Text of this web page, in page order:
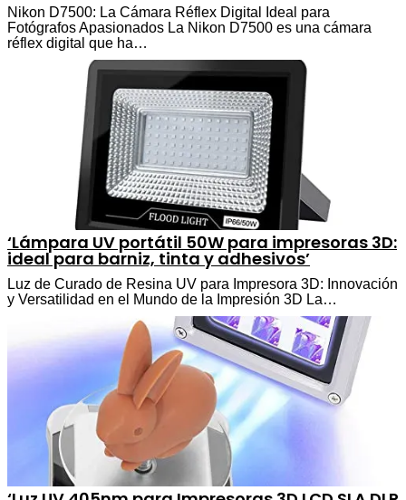
Nikon D7500: La Cámara Réflex Digital Ideal para
Fotógrafos Apasionados La Nikon D7500 es una cámara
réflex digital que ha…
‘Lámpara UV portátil 50W para impresoras 3D:
ideal para barniz, tinta y adhesivos’
Luz de Curado de Resina UV para Impresora 3D: Innovación
y Versatilidad en el Mundo de la Impresión 3D La…